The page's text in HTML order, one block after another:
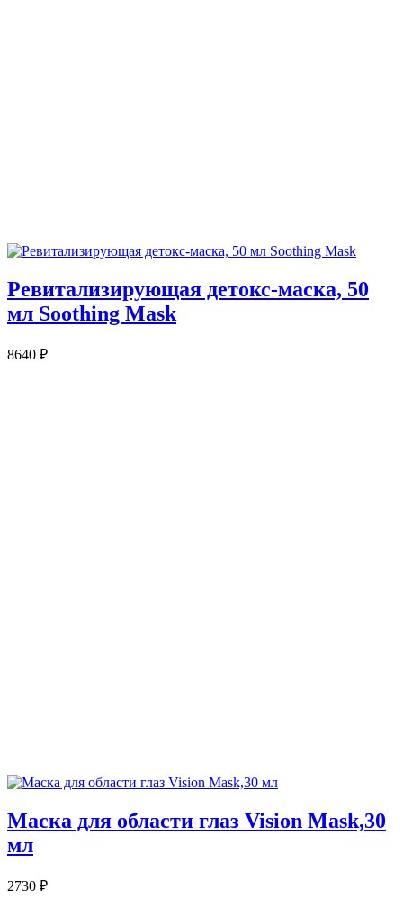
Ревитализирующая детокс-маска, 50
мл Soothing Mask
8640 ₽
Маска для области глаз Vision Mask,30
мл
2730 ₽